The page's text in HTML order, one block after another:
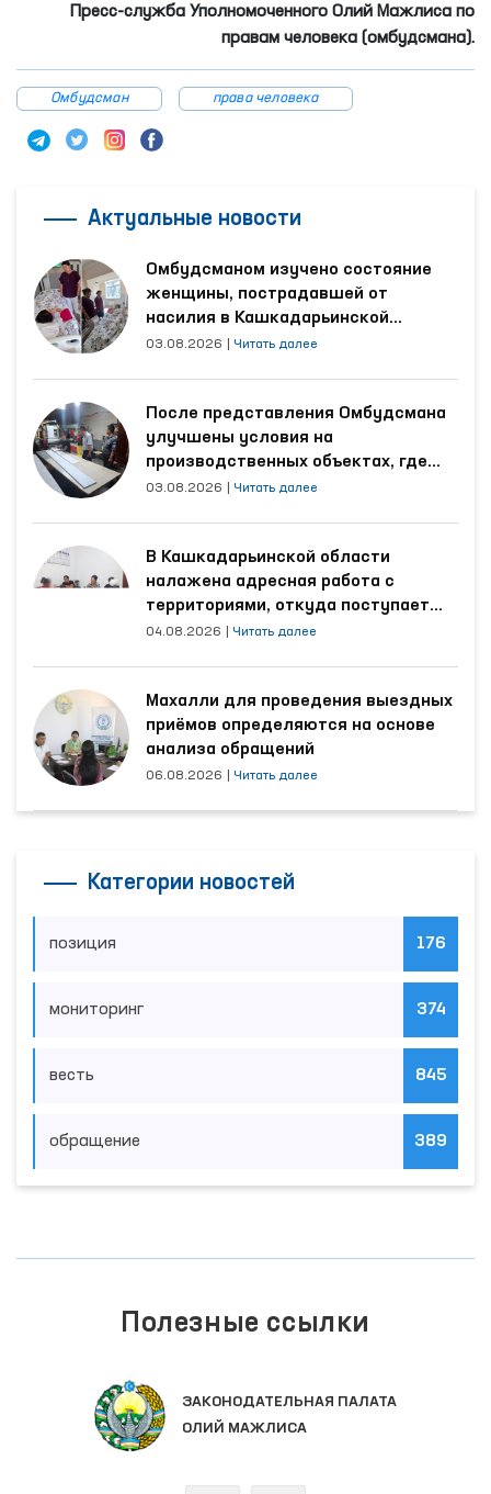
Пресс-служба Уполномоченного Олий Мажлиса по
правам человека (омбудсмана).
Омбудсман права человека
Актуальные новости
Омбудсманом изучено состояние
женщины, пострадавшей от
насилия в Кашкадарьинской
области
03.08.2026 Читать далее
После представления Омбудсмана
улучшены условия на
производственных объектах, где
трудятся осуждённые
03.08.2026 Читать далее
В Кашкадарьинской области
налажена адресная работа с
территориями, откуда поступает
наибольшее количество обращений
04.08.2026 Читать далее
Махалли для проведения выездных
приёмов определяются на основе
анализа обращений
06.08.2026 Читать далее
Категории новостей
позиция 176
мониторинг 374
весть 845
обращение 389
Полезные ссылки
ЗАКОНОДАТЕЛЬНАЯ ПАЛАТА
ОЛИЙ МАЖЛИСА